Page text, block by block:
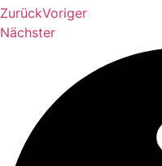
ZurückVoriger
Nächster